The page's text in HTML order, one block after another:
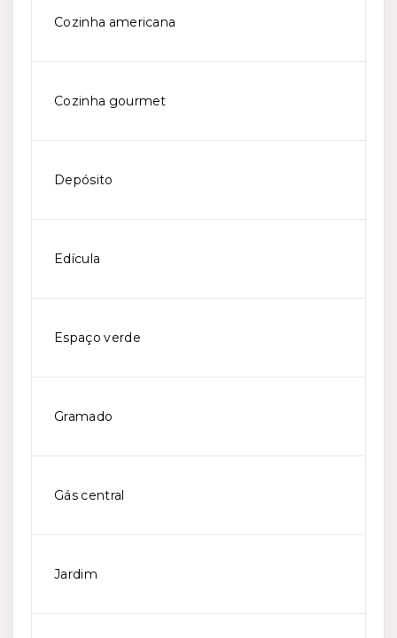
Cozinha americana
Cozinha gourmet
Depósito
Edícula
Espaço verde
Gramado
Gás central
Jardim